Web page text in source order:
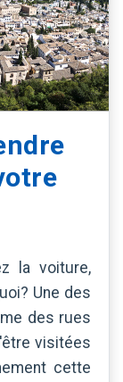
la voiture,
Une des
des rues
visitées
cette